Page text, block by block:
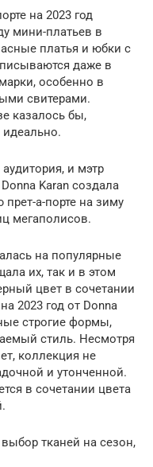
на 2023 год
мини-платьев в
платья и юбки с
даже в
особенно в
свитерами.
казалось бы,
и мэтр
Karan создала
а-порте на зиму
мегаполисов.
на популярные
их, так и в этом
цвет в сочетании
2023 год от Donna
строгие формы,
стиль. Несмотря
коллекция не
и утонченной.
в сочетании цвета
тканей на сезон,